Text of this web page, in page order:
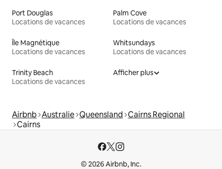
Port Douglas
Locations de vacances
Palm Cove
Locations de vacances
Île Magnétique
Locations de vacances
Whitsundays
Locations de vacances
Trinity Beach
Locations de vacances
Afficher plus
Airbnb Australie Queensland Cairns Regional
Cairns
© 2026 Airbnb, Inc.